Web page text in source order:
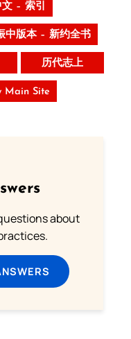
– 索引
中版本 – 新约全书
历代志上
Main Site
about